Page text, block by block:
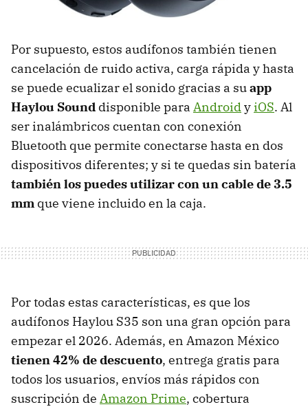
Por supuesto, estos audífonos también tienen
cancelación de ruido activa, carga rápida y hasta
se puede ecualizar el sonido gracias a suapp
Haylou Sound disponible para AndroidyiOS. Al
ser inalámbricos cuentan con conexión
Bluetooth que permite conectarse hasta en dos
dispositivos diferentes; y si te quedas sin batería
también los puedes utilizar con un cable de 3.5
mm que viene incluido en la caja.
Por todas estas características, es que los
audífonos Haylou S35 son una gran opción para
empezar el 2026. Además, en Amazon México
tienen 42% de descuento, entrega gratis para
todos los usuarios, envíos más rápidos con
suscripción de Amazon Prime, cobertura